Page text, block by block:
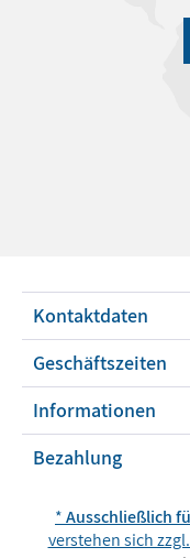
Kontaktdaten
Geschäftszeiten
Informationen
Bezahlung
*Ausschließlich
verstehen sich